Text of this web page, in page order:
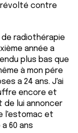
révolté contre
de radiothérapie
année a
plus bas que
à mon pére
a 24 ans. J'ai
encore et
de lui annoncer
l'estomac et
60 ans